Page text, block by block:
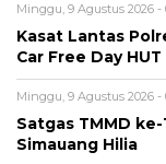
Minggu, 9 Agustus 2026 -
Kasat Lantas
Car Free Day
Minggu, 9 Agustus 2026 -
Satgas TMMD
Simauang Hilia